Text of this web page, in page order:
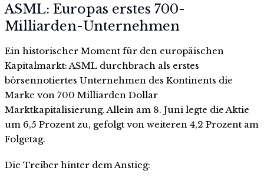
ASML: Europas erstes 700-
Milliarden-Unternehmen
Ein historischer Moment für den europäischen
Kapitalmarkt: ASML durchbrach als erstes
börsennotiertes Unternehmen des Kontinents die
Marke von 700 Milliarden Dollar
Marktkapitalisierung. Allein am 8. Juni legte die Aktie
um 6,5 Prozent zu, gefolgt von weiteren 4,2 Prozent am
Folgetag.
Die Treiber hinter dem Anstieg: